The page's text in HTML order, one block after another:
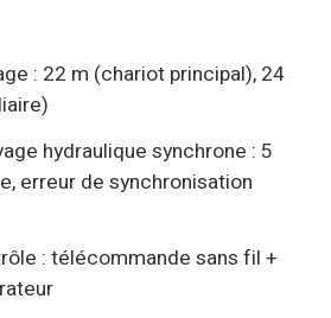
: 22 m (chariot principal), 24
hydraulique synchrone : 5
erreur de synchronisation
: télécommande sans fil +